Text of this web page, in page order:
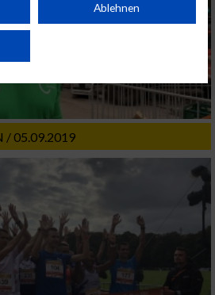
/ 05.09.2019
Quellen. Entwicklung und
Union weitergegeben und in die
Anbieter)
Zwecke:
auf Informationen
Daten zur Auswahl
für personalisierte
Ablehnen